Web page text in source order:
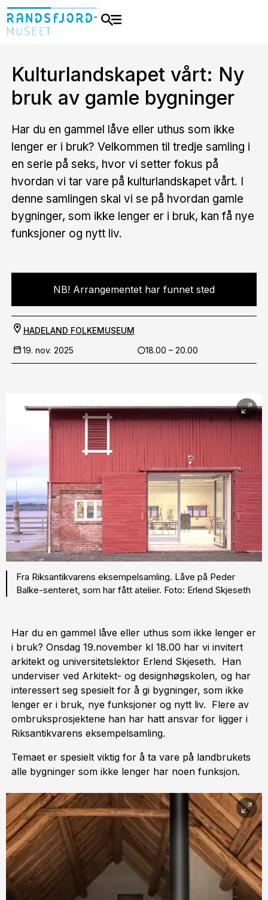
Kulturlandskapet vårt: Ny
bruk av gamle bygninger
Har du en gammel låve eller uthus som ikke
lenger er i bruk? Velkommen til tredje samling i
en serie på seks, hvor vi setter fokus på
hvordan vi tar vare på kulturlandskapet vårt. I
denne samlingen skal vi se på hvordan gamle
bygninger, som ikke lenger er i bruk, kan få nye
funksjoner og nytt liv.
NB! Arrangementet har funnet sted
HADELAND FOLKEMUSEUM
19. nov. 2025
18.00 – 20.00
Fra Riksantikvarens eksempelsamling. Låve på Peder
Balke-senteret, som har fått atelier. Foto: Erlend Skjeseth
Har du en gammel låve eller uthus som ikke lenger er
i bruk? Onsdag 19.november kl 18.00 har vi invitert
arkitekt og universitetslektor Erlend Skjeseth. Han
underviser ved Arkitekt- og designhøgskolen, og har
interessert seg spesielt for å gi bygninger, som ikke
lenger er i bruk, nye funksjoner og nytt liv. Flere av
ombruksprosjektene han har hatt ansvar for ligger i
Riksantikvarens eksempelsamling.
Temaet er spesielt viktig for å ta vare på landbrukets
alle bygninger som ikke lenger har noen funksjon.